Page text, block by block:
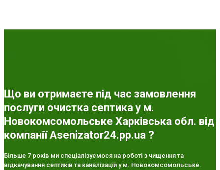
Що ви отримаєте під час замовлення
послуги очистка септика у м.
Новокомсомольське Харківська обл. від
компанії Asenizator24.pp.ua ?
Більше 7 років ми спеціалізуємося на роботі з чищення та
відкачування септиків та каналізацій у м. Новокомсомольське.